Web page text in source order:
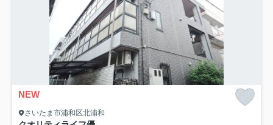
NEW
さいたま市浦和区北浦和